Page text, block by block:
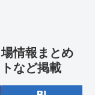
情報まとめ
など掲載